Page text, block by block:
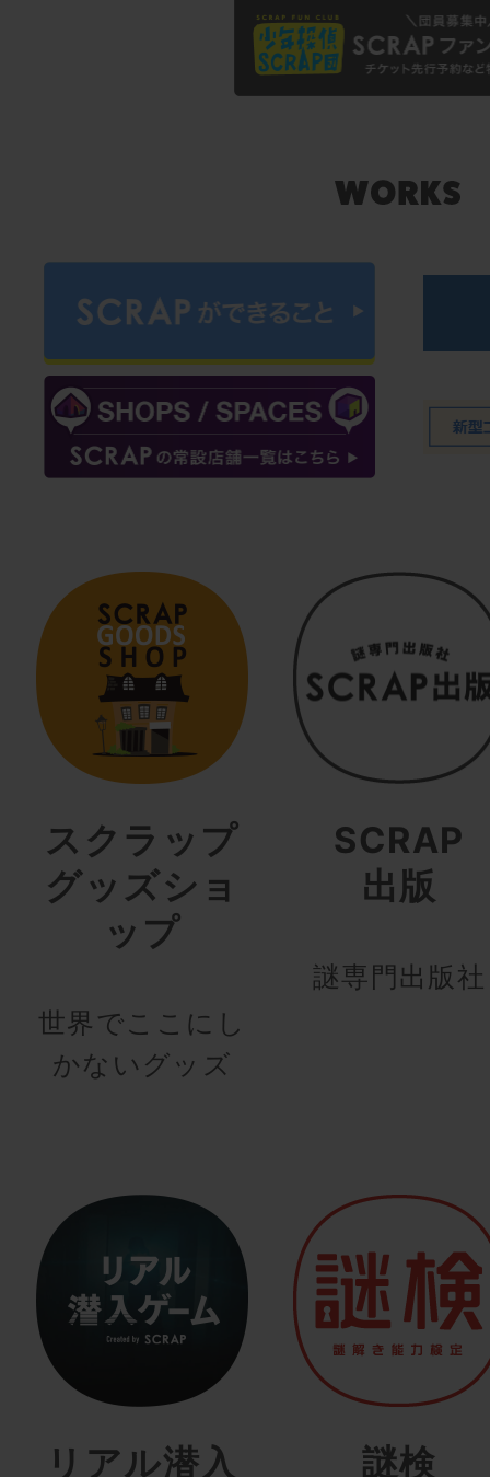
スクラップ
グッズショ
ップ
世界でここにし
かないグッズ
SCRAP
出版
謎専門出版社
リアル潜入
謎検